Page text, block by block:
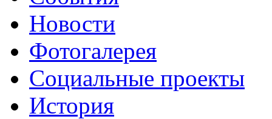
Новости
Фотогалерея
Социальные проекты
История